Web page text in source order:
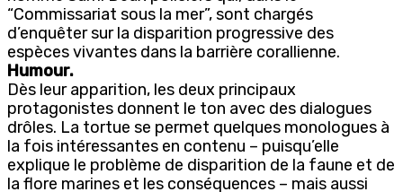
“Commissariat sous la mer”, sont chargés
d’enquêter sur la disparition progressive des
espèces vivantes dans la barrière corallienne.
Humour.
Dès leur apparition, les deux principaux
protagonistes donnent le ton avec des dialogues
drôles. La tortue se permet quelques monologues à
la fois intéressantes en contenu – puisqu’elle
explique le problème de disparition de la faune et de
la flore marines et les conséquences – mais aussi